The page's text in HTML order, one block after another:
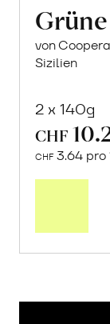
von
Sizilien
2 x 140g
CHF
CHF 3.64 pro